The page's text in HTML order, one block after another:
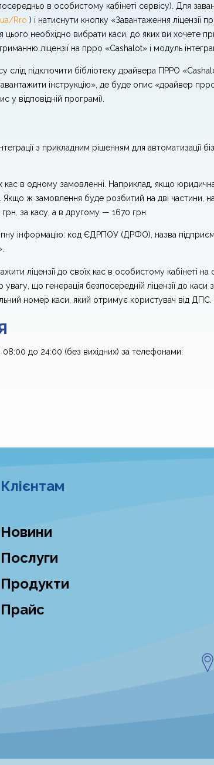
в особистому кабінеті сервісу). Для
Rro ) і натиснути кнопку «Завантаження ліцензії
цього необхідно вибрати каси, до яких ви хочете
ліцензії на прро «Cashalot» і модуль
підключити бібліотеку драйвера ПРРО
інструкцію», де буде опис «драйвер
у відповідній програмі).
з прикладним рішенням для автоматизації
кас в одному замовленні. Наприклад, якщо
ж замовлення буде розбитий на дві частини,
за касу, а в другому — 1670 грн.
інформацію: код ЄДРПОУ (ДРФО), назва
ліцензії до своїх кас в особистому кабінеті на
увагу, що генерація безпосередній ліцензії до
номер каси, який отримує користувач від ДПС.
до 24:00 (без вихідних) за телефонами:
Клієнтам
Новини
Послуги
Продукти
Прайс